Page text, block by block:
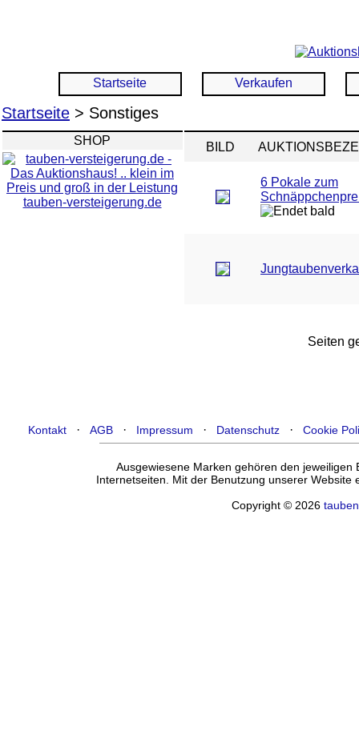
Startseite Verkaufen
Startseite > Sonstiges
SHOP
tauben-versteigerung.de
BILD
6 Pokale zum
Seiten
Kontakt · AGB · Impressum · Datenschutz · Cookie
Ausgewiesene Marken gehören den
Internetseiten. Mit der Benutzung unserer Website
Copyright © 2026